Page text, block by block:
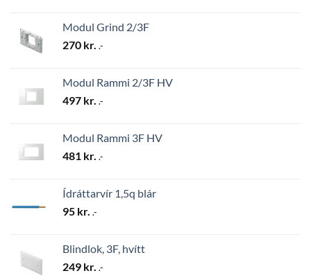
Modul Grind 2/3F
270 kr. .-
Modul Rammi 2/3F HV
497 kr. .-
Modul Rammi 3F HV
481 kr. .-
Ídráttarvír 1,5q blár
95 kr. .-
Blindlok, 3F, hvítt
249 kr. .-